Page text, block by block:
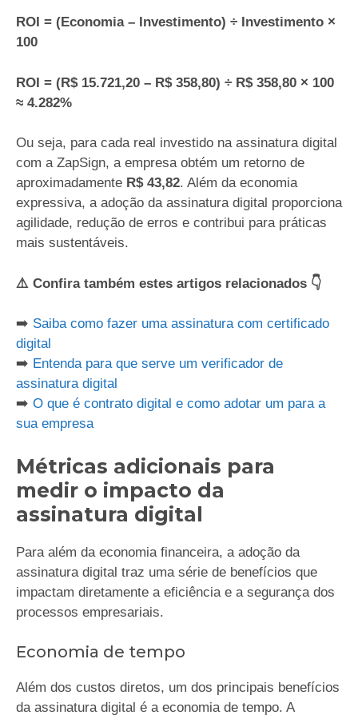
ROI = (Economia – Investimento) ÷ Investimento ×
100
ROI = (R$ 15.721,20 – R$ 358,80) ÷ R$ 358,80 × 100
≈ 4.282%
Ou seja, para cada real investido na assinatura digital
com a ZapSign, a empresa obtém um retorno de
aproximadamente R$ 43,82. Além da economia
expressiva, a adoção da assinatura digital proporciona
agilidade, redução de erros e contribui para práticas
mais sustentáveis.
⚠️ Confira também estes artigos relacionados 👇
➡️ Saiba como fazer uma assinatura com certificado
digital
➡️ Entenda para que serve um verificador de
assinatura digital
➡️ O que é contrato digital e como adotar um para a
sua empresa
Métricas adicionais para
medir o impacto da
assinatura digital
Para além da economia financeira, a adoção da
assinatura digital traz uma série de benefícios que
impactam diretamente a eficiência e a segurança dos
processos empresariais.
Economia de tempo
Além dos custos diretos, um dos principais benefícios
da assinatura digital é a economia de tempo. A